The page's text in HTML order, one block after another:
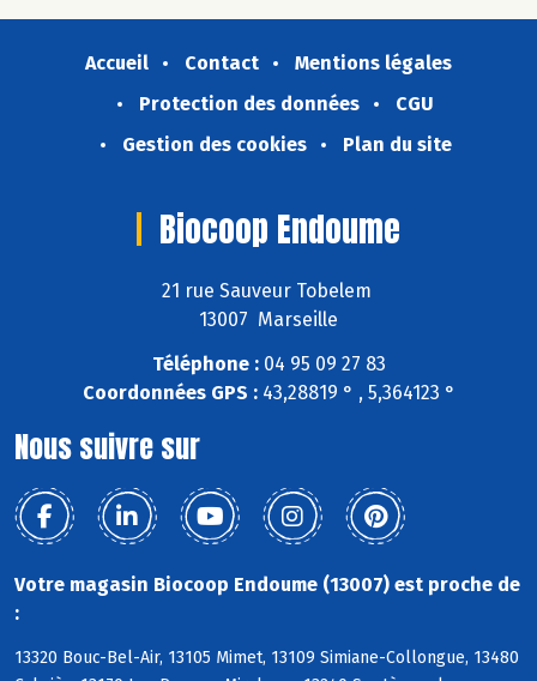
Accueil Contact
Mentions légales
Protection des données
CGU
Gestion des cookies
Plan du site
Biocoop Endoume
21 rue Sauveur Tobelem
13007 Marseille
Téléphone :04 95 09 27 83
Coordonnées GPS :43,28819 ° , 5,364123 °
Nous suivre sur
Votre magasin Biocoop Endoume (13007) est proche de
:
13320 Bouc-Bel-Air, 13105 Mimet, 13109 Simiane-Collongue, 13480